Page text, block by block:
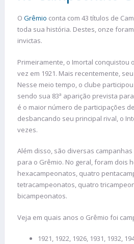
O Grêmio conta com 43 títulos de
toda sua história. Destes, onze
invictas.
Primeiramente, o Imortal conquistou
vez em 1921. Mais recentemente, seu
Nesse meio tempo, o clube
sendo sua 83ª aparição prevista
é o maior número de participações
desbancando seu principal rival, o
vezes.
Além disso, são diversas
para o Grêmio. No geral, foram dois
hexacampeonatos, quatro
tetracampeonatos, quatro
bicampeonatos.
Veja em quais anos o Grêmio foi
1921, 1922, 1926, 1931, 1932,